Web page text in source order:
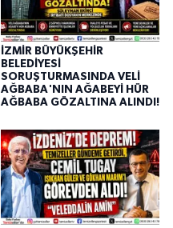
İZMİR BÜYÜKŞEHİR
BELEDİYESİ
SORUŞTURMASINDA VELİ
AĞBABA'NIN AĞABEYİ HÜR
AĞBABA GÖZALTINA ALINDI!